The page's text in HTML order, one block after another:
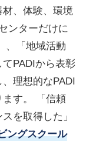
、体験、環境
ンターだけに
、「地域活動
PADIから表彰
理想的なPADI
す。 「信頼
を取得した」
ングスクール